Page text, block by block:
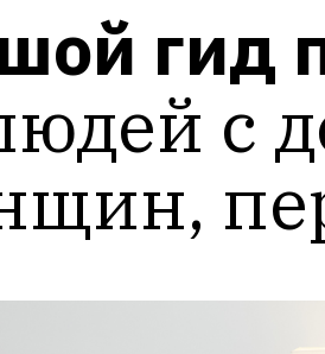
гид
с